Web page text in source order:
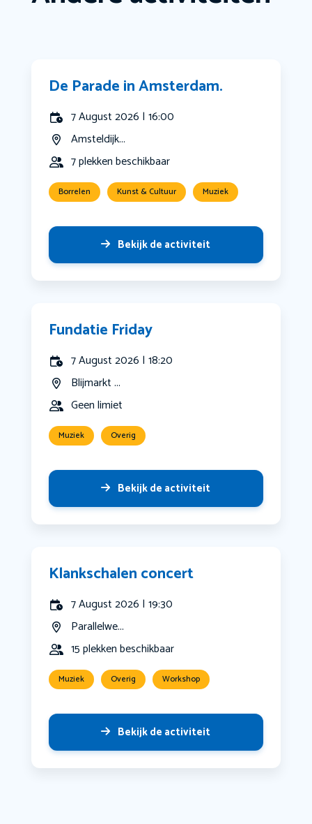
De Parade in Amsterdam.
7 August 2026 | 16:00
Amsteldijk...
7 plekken beschikbaar
Borrelen Kunst & Cultuur Muziek
Bekijk de activiteit
Fundatie Friday
7 August 2026 | 18:20
Blijmarkt ...
Geen limiet
Muziek Overig
Bekijk de activiteit
Klankschalen concert
7 August 2026 | 19:30
Parallelwe...
15 plekken beschikbaar
Muziek Overig Workshop
Bekijk de activiteit